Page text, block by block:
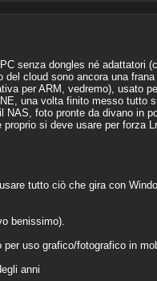
senza dongles né adattatori
cloud sono ancora una
per ARM, vedremo), usato
una volta finito messo tutto
foto pronte da divano in
si deve usare per forza
tutto ciò che gira con
benissimo).
uso grafico/fotografico in
anni